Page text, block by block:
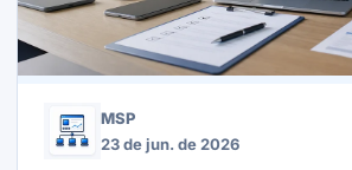
MSP
23 de jun. de 2026